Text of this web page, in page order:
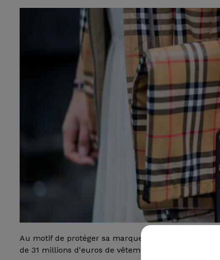
Au motif de protéger sa marque et d'empêcher la
de 31 millions d'euros de vêtements et de